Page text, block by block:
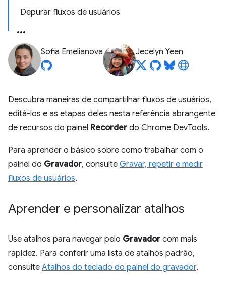
Depurar fluxos de usuários
Sofia Emelianova Jecelyn Yeen
Descubra maneiras de compartilhar fluxos de usuários,
editá-los e as etapas deles nesta referência abrangente
de recursos do painel Recorder do Chrome DevTools.
Para aprender o básico sobre como trabalhar com o
painel do Gravador, consulte Gravar, repetir e medir
fluxos de usuários.
Aprender e personalizar atalhos
Use atalhos para navegar pelo Gravador com mais
rapidez. Para conferir uma lista de atalhos padrão,
consulte Atalhos do teclado do painel do gravador.